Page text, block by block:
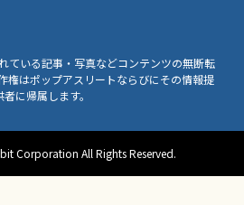
ている記事・写真などコンテンツの無断転
権はポップアスリートならびにその情報提
者に帰属します。
Corporation All Rights Reserved.